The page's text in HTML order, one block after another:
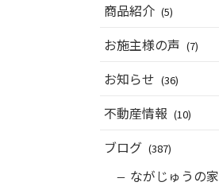
商品紹介 (5)
お施主様の声 (7)
お知らせ (36)
不動産情報 (10)
ブログ (387)
ながじゅうの家